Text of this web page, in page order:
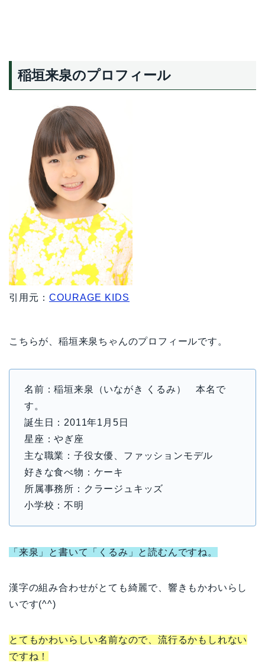
稲垣来泉のプロフィール
引用元： COURAGE KIDS
こちらが、稲垣来泉ちゃんのプロフィールです。
名前：稲垣来泉（いながき くるみ） 本名で
す。
誕生日：2011年1月5日
星座：やぎ座
主な職業：子役女優、ファッションモデル
好きな食べ物：ケーキ
所属事務所：クラージュキッズ
小学校：不明
「来泉」と書いて「くるみ」と読むんですね。
漢字の組み合わせがとても綺麗で、響きもかわいらし
いです(^^)
とてもかわいらしい名前なので、流行るかもしれない
ですね！